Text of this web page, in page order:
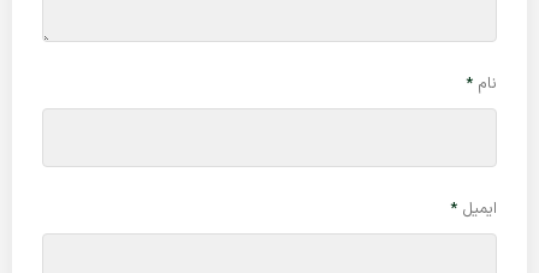
نام *
ایمیل *